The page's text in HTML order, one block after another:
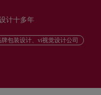
计十多年
包装设计、vi视觉设计公司